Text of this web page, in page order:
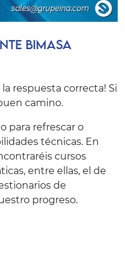
Bimasa
la respuesta correcta! Si
camino.
para refrescar o
técnicas. En
cursos
entre ellas, el de
de
progreso.